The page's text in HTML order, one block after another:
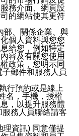
務介面、網頁設
的網站使其更符
部、關係企業、與
個人資料與您您
給您，例如特定
容及有關您使用
政策，您明示同
郵件和服務人員
行預約或是線上
名，手機，授權
，以提升服務體
務人員聯絡請客
理資訊) 同意僅提